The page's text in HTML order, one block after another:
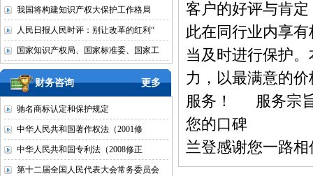
我国将构建知识产权大保护工作格局
人民日报人民时评：别让改革的红利“
国家知识产权局、国家标准委、国家工
财务咨询 更多
驰名商标认定和保护规定
中华人民共和国著作权法（2001修
中华人民共和国专利法（2008修正
第十二届全国人民代表大会常务委员会
客户的好评与肯
此在同行业内享
当及时进行保护
力，以最满意的
服务！ 服务宗
您的口碑 金奖
兰登感谢您一路